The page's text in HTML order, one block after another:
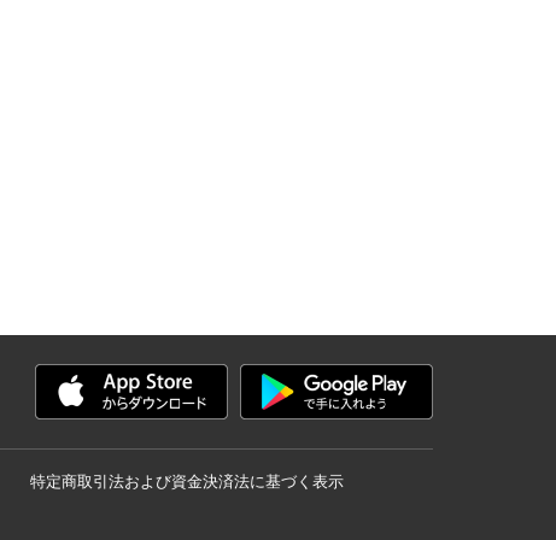
特定商取引法および資金決済法に基づく表示